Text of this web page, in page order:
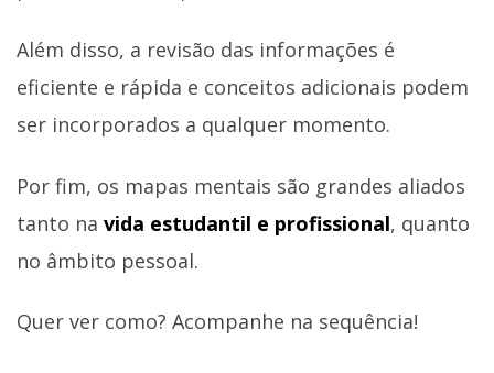
Além disso, a revisão das informações é
eficiente e rápida e conceitos adicionais podem
ser incorporados a qualquer momento.
Por fim, os mapas mentais são grandes aliados
tanto na vida estudantil e profissional, quanto
no âmbito pessoal.
Quer ver como? Acompanhe na sequência!